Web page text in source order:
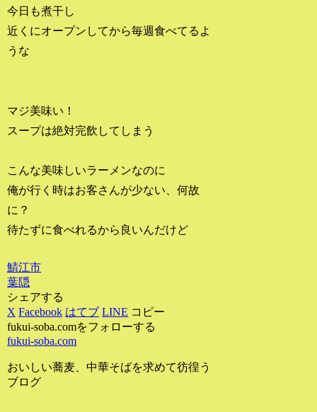
今日も煮干し
近くにオープンしてから毎週食べてるよ
うな
マジ美味い！
スープは絶対完飲してしまう
こんな美味しいラーメンなのに
俺が行く時はお客さんが少ない、何故
に？
待たずに食べれるから良いんだけど
鯖江市
葉隠
シェアする
X Facebook はてブ LINE コピー
fukui-soba.comをフォローする
fukui-soba.com
おいしい蕎麦、中華そばを求めて彷徨う
ブログ